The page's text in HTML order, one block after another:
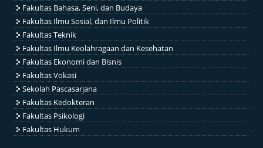
Fakultas Bahasa, Seni, dan Budaya
Fakultas Ilmu Sosial, dan Ilmu Politik
Fakultas Teknik
Fakultas Ilmu Keolahragaan dan Kesehatan
Fakultas Ekonomi dan Bisnis
Fakultas Vokasi
Sekolah Pascasarjana
Fakultas Kedokteran
Fakultas Psikologi
Fakultas Hukum